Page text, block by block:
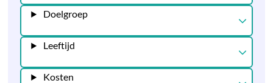
Doelgroep
Leeftijd
Kosten